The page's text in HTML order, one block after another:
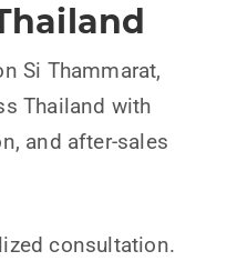
Si Thammarat,
Thailand with
and after-sales
consultation.